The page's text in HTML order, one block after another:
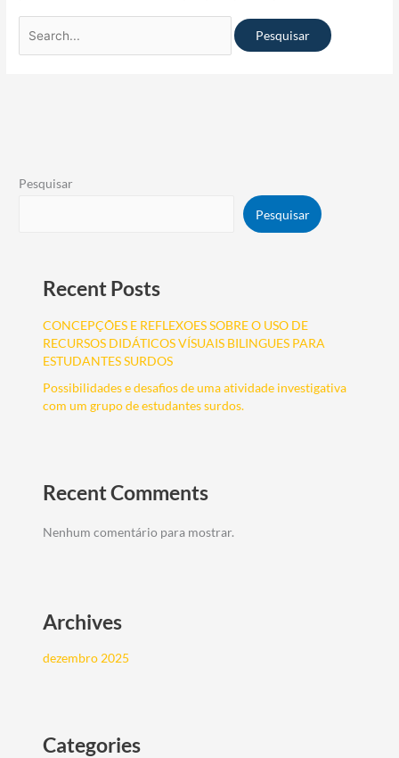
Pesquisar
Pesquisar
Recent Posts
CONCEPÇÕES E REFLEXOES SOBRE O USO DE
RECURSOS DIDÁTICOS VÍSUAIS BILINGUES PARA
ESTUDANTES SURDOS
Possibilidades e desafios de uma atividade investigativa
com um grupo de estudantes surdos.
Recent Comments
Nenhum comentário para mostrar.
Archives
dezembro 2025
Categories